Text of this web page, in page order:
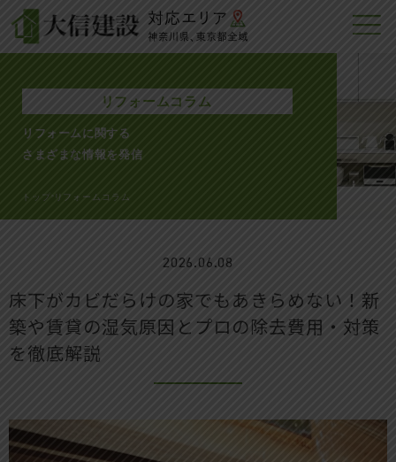
リフォームコラム
リフォームに関する
さまざまな情報を発信
トップ >リフォームコラム
2026.06.08
床下がカビだらけの家でもあきらめない！新
築や賃貸の湿気原因とプロの除去費用・対策
を徹底解説